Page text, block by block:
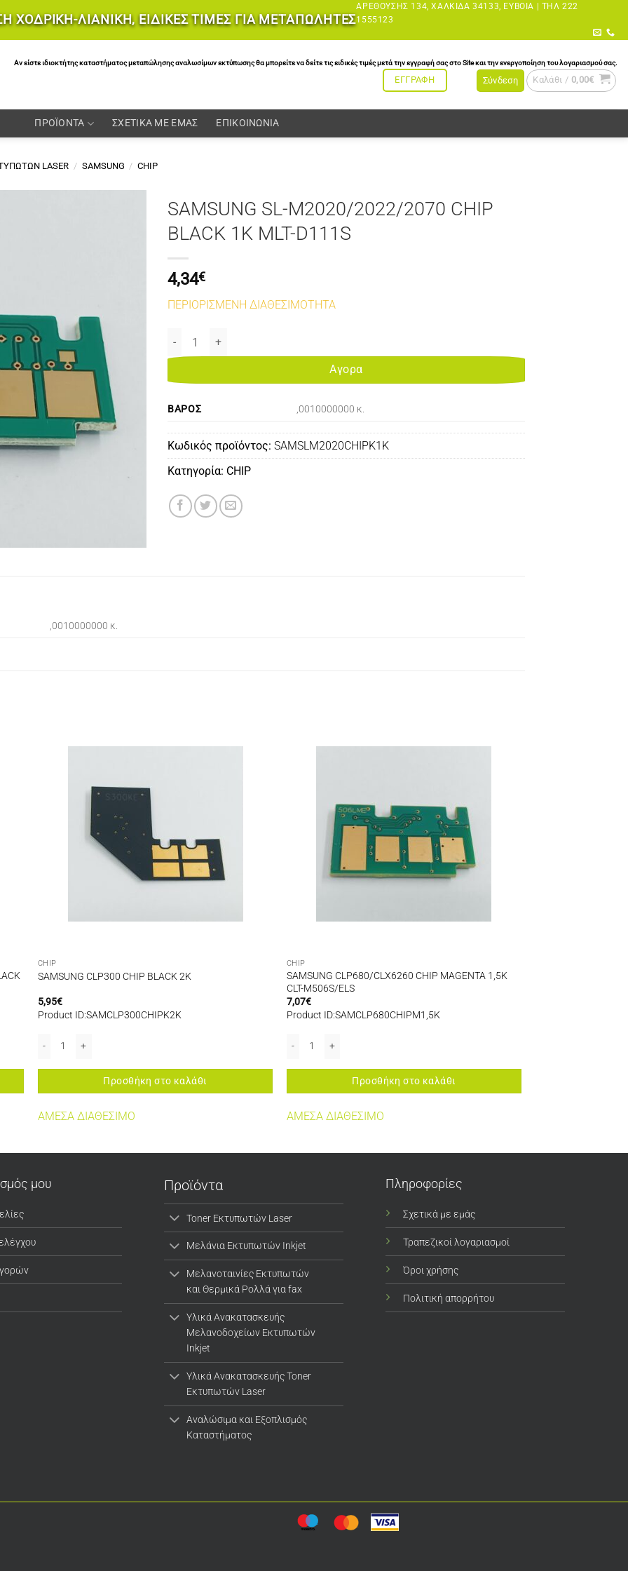
ΧΟΔΡΙΚΗ-ΛΙΑΝΙΚΗ, ΕΙΔΙΚΕΣ ΤΙΜΕΣ ΓΙΑ ΜΕΤΑΠΩΛΗΤΕΣ
ΑΡΕΘΟΎΣΗΣ 134, ΧΑΛΚΊΔΑ 34133, ΕΎΒΟΙΑ | ΤΗΛ 222
1555123
Αν είστε ιδιοκτήτης καταστήματος μεταπώλησης αναλωσίμων εκτύπωσης θα μπορείτε να δείτε τις ειδικές τιμές μετά την εγγραφή σας στο Site και την ενεργοποίηση του λογαριασμού σας.
ΕΓΓΡΑΦΗ Σύνδεση Καλάθι / 0,00€
ΠΡΟΪΟΝΤΑ ΣΧΕΤΙΚΑ ΜΕ ΕΜΑΣ ΕΠΙΚΟΙΝΩΝΙΑ
LASER / SAMSUNG / CHIP
SAMSUNG SL-M2020/2022/2070 CHIP
BLACK 1K MLT-D111S
4,34€
ΠΕΡΙΟΡΙΣΜΕΝΗ ΔΙΑΘΕΣΙΜΟΤΗΤΑ
SAMSUNG SL-M2020/2022/2070 CHIP BLACK 1K MLT-D111S ποσότητα
Αγορα
ΒΆΡΟΣ ,0010000000 κ.
Κωδικός προϊόντος: SAMSLM2020CHIPK1K
Κατηγορία: CHIP
,0010000000 κ.
CHIP
SAMSUNG CLP300 CHIP BLACK 2K
5,95€
Product ID:SAMCLP300CHIPK2K
Προσθήκη στο καλάθι
ΑΜΕΣΑ ΔΙΑΘΕΣΙΜΟ
CHIP
SAMSUNG CLP680/CLX6260 CHIP MAGENTA 1,5K
CLT-M506S/ELS
7,07€
Product ID:SAMCLP680CHIPM1,5K
Προσθήκη στο καλάθι
ΑΜΕΣΑ ΔΙΑΘΕΣΙΜΟ
μου Προϊόντα
Toner Εκτυπωτών Laser
Μελάνια Εκτυπωτών Inkjet
Μελανοταινίες Εκτυπωτών
και Θερμικά Ρολλά για fax
Υλικά Ανακατασκευής
Μελανοδοχείων Εκτυπωτών
Inkjet
Υλικά Ανακατασκευής Toner
Εκτυπωτών Laser
Αναλώσιμα και Εξοπλισμός
Καταστήματος
Πληροφορίες
Σχετικά με εμάς
Τραπεζικοί λογαριασμοί
Όροι χρήσης
Πολιτική απορρήτου